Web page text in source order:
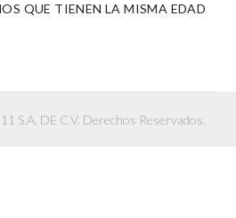
QUE TIENEN LA MISMA EDAD
S.A. DE C.V. Derechos Reservados.